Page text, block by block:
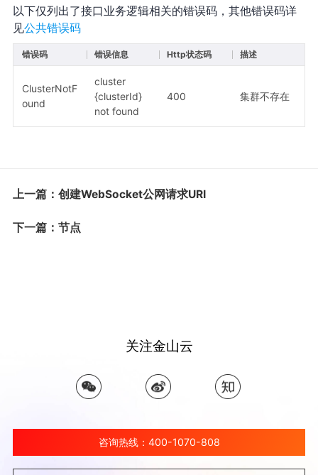
以下仅列出了接口业务逻辑相关的错误码，其他错误码详
见公共错误码
错误码 错误信息 Http状态码 描述
ClusterNotF
ound
cluster
{clusterId}
not found
400 集群不存在
上一篇：创建WebSocket公网请求URI
下一篇：节点
关注金山云
咨询热线：400-1070-808